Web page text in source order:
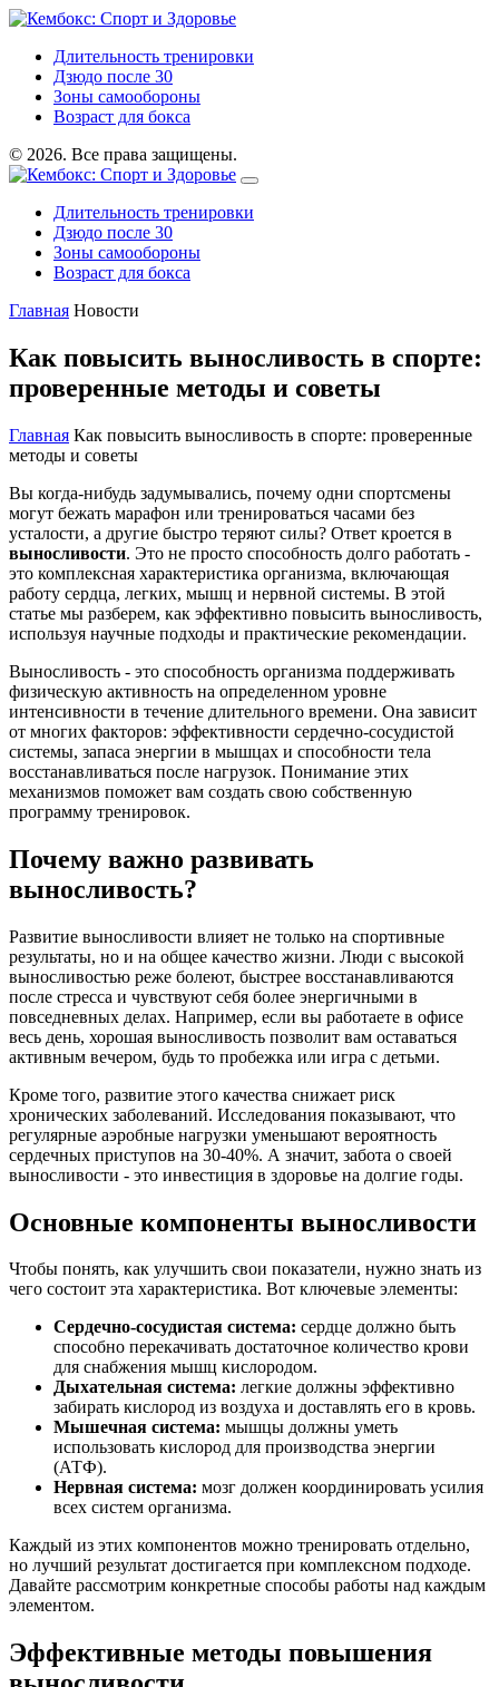
Длительность тренировки
Дзюдо после 30
Зоны самообороны
Возраст для бокса
© 2026. Все права защищены.
Длительность тренировки
Дзюдо после 30
Зоны самообороны
Возраст для бокса
Главная Новости
Как повысить выносливость в спорте:
проверенные методы и советы
Главная Как повысить выносливость в спорте: проверенные
методы и советы
Вы когда-нибудь задумывались, почему одни спортсмены
могут бежать марафон или тренироваться часами без
усталости, а другие быстро теряют силы? Ответ кроется в
выносливости. Это не просто способность долго работать -
это комплексная характеристика организма, включающая
работу сердца, легких, мышц и нервной системы. В этой
статье мы разберем, как эффективно повысить выносливость,
используя научные подходы и практические рекомендации.
Выносливость - это способность организма поддерживать
физическую активность на определенном уровне
интенсивности в течение длительного времени. Она зависит
от многих факторов: эффективности сердечно-сосудистой
системы, запаса энергии в мышцах и способности тела
восстанавливаться после нагрузок. Понимание этих
механизмов поможет вам создать свою собственную
программу тренировок.
Почему важно развивать
выносливость?
Развитие выносливости влияет не только на спортивные
результаты, но и на общее качество жизни. Люди с высокой
выносливостью реже болеют, быстрее восстанавливаются
после стресса и чувствуют себя более энергичными в
повседневных делах. Например, если вы работаете в офисе
весь день, хорошая выносливость позволит вам оставаться
активным вечером, будь то пробежка или игра с детьми.
Кроме того, развитие этого качества снижает риск
хронических заболеваний. Исследования показывают, что
регулярные аэробные нагрузки уменьшают вероятность
сердечных приступов на 30-40%. А значит, забота о своей
выносливости - это инвестиция в здоровье на долгие годы.
Основные компоненты выносливости
Чтобы понять, как улучшить свои показатели, нужно знать из
чего состоит эта характеристика. Вот ключевые элементы:
Сердечно-сосудистая система: сердце должно быть
способно перекачивать достаточное количество крови
для снабжения мышц кислородом.
Дыхательная система: легкие должны эффективно
забирать кислород из воздуха и доставлять его в кровь.
Мышечная система: мышцы должны уметь
использовать кислород для производства энергии
(АТФ).
Нервная система: мозг должен координировать усилия
всех систем организма.
Каждый из этих компонентов можно тренировать отдельно,
но лучший результат достигается при комплексном подходе.
Давайте рассмотрим конкретные способы работы над каждым
элементом.
Эффективные методы повышения